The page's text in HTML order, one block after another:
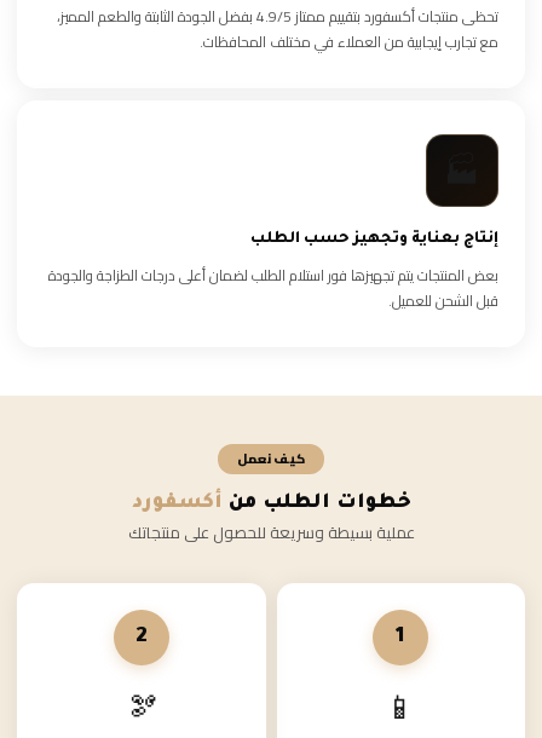
تحظى منتجات أكسفورد بتقييم ممتاز 4.9/5 بفضل الجودة الثابتة والطعم المميز،
مع تجارب إيجابية من العملاء في مختلف المحافظات.
إنتاج بعناية وتجهيز حسب الطلب
بعض المنتجات يتم تجهيزها فور استلام الطلب لضمان أعلى درجات الطزاجة والجودة
قبل الشحن للعميل.
كيف نعمل
خطوات الطلب من أكسفورد
عملية بسيطة وسريعة للحصول على منتجاتك
1
📱
2
🫘